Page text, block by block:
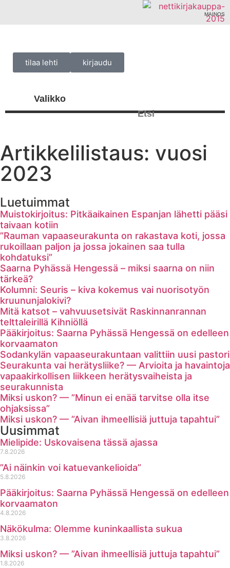
MAINOS
tilaa lehti kirjaudu
Artikkelilistaus: vuosi
2023
Luetuimmat
Muistokirjoitus: Pitkäaikainen Espanjan lähetti pääsi
taivaan kotiin
”Rauman vapaaseurakunta on rakastava koti, jossa
rukoillaan paljon ja jossa jokainen saa tulla
kohdatuksi”
Saarna Pyhässä Hengessä – miksi saarna on niin
tärkeä?
Kolumni: Seuris – kiva kokemus vai nuorisotyön
kruununjalokivi?
Mitä katsot – vahvuusetsivät Raskinnanrannan
telttaleirillä Kihniöllä
Pääkirjoitus: Saarna Pyhässä Hengessä on edelleen
korvaamaton
Sodankylän vapaaseurakuntaan valittiin uusi pastori
Seurakunta vai herätysliike? — Arvioita ja havaintoja
vapaakirkollisen liikkeen herätysvaiheista ja
seurakunnista
Miksi uskon? — ”Minun ei enää tarvitse olla itse
ohjaksissa”
Miksi uskon? — ”Aivan ihmeellisiä juttuja tapahtui”
Uusimmat
Mielipide: Uskovaisena tässä ajassa
7.8.2026
”Ai näinkin voi katuevankelioida”
5.8.2026
Pääkirjoitus: Saarna Pyhässä Hengessä on edelleen
korvaamaton
4.8.2026
Näkökulma: Olemme kuninkaallista sukua
3.8.2026
Miksi uskon? — ”Aivan ihmeellisiä juttuja tapahtui”
1.8.2026